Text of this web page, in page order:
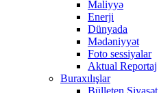
Maliyyə
Enerji
Dünyada
Mədəniyyət
Foto sessiyalar
Aktual Reportaj
Buraxılışlar
Bülleten Siyasət